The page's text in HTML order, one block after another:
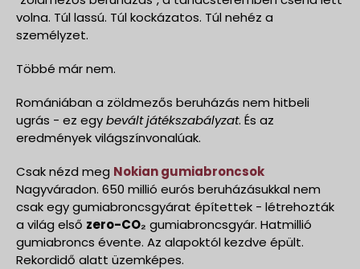
volna. Túl lassú. Túl kockázatos. Túl nehéz a
személyzet.
Többé már nem.
Romániában a zöldmezős beruházás nem hitbeli
ugrás - ez egybevált játékszabályzat. És az
eredmények világszínvonalúak.
Csak nézd meg Nokian gumiabroncsok
Nagyváradon. 650 millió eurós beruházásukkal nem
csak egy gumiabroncsgyárat építettek - létrehozták
a világ első zero-CO₂ gumiabroncsgyár. Hatmillió
gumiabroncs évente. Az alapoktól kezdve épült.
Rekordidő alatt üzemképes.